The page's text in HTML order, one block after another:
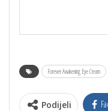
Forever Awakening Eye Cream
Podijeli